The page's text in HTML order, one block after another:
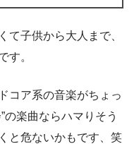
て子供から大人まで、
す。
コア系の音楽がちょっ
の楽曲ならハマりそう
と危ないかもです、笑